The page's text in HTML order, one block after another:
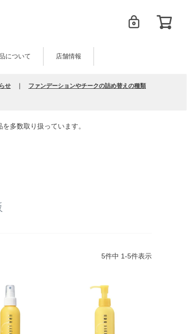
について 店舗情報
せ
ファンデーションやチークの詰め替えの種類
多数取り扱っています。
5件中 1-5件表示